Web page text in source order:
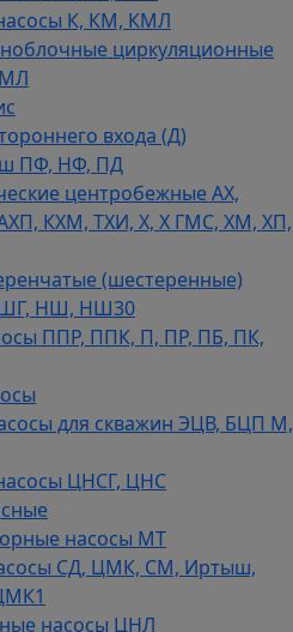
К, КМ, КМЛ
циркуляционные
входа (Д)
ПФ, НФ, ПД
центробежные АХ,
КХМ, ТХИ, Х, Х ГМС, ХМ, ХП,
(шестеренные)
НШ, НШ30
ППР, ППК, П, ПР, ПБ, ПК,
для скважин ЭЦВ, БЦП М,
ЦНСГ, ЦНС
насосы МТ
СД, ЦМК, СМ, Иртыш,
насосы ЦНЛ